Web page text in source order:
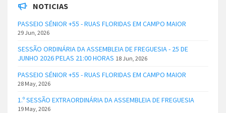
NOTICIAS
PASSEIO SÉNIOR +55 - RUAS FLORIDAS EM CAMPO MAIOR
29 Jun, 2026
SESSÃO ORDINÁRIA DA ASSEMBLEIA DE FREGUESIA - 25 DE
JUNHO 2026 PELAS 21:00 HORAS 18 Jun, 2026
PASSEIO SÉNIOR +55 - RUAS FLORIDAS EM CAMPO MAIOR
28 May, 2026
1.º SESSÃO EXTRAORDINÁRIA DA ASSEMBLEIA DE FREGUESIA
19 May, 2026